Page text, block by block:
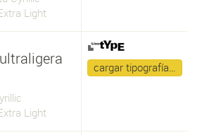
Light
Light
cargar tipografía…